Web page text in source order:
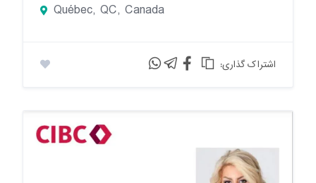
Québec, QC, Canada
:اشتراک گذاری